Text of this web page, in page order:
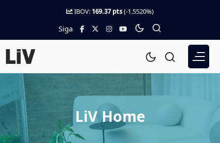
IBOV: 169.37 pts(-1.5520%)
Siga
LiV Home